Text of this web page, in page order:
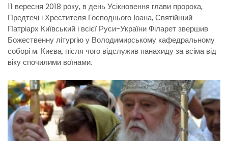
11 вересня 2018 року, в день Усікновення глави пророка,
Предтечі і Хрестителя Господнього Іоана, Святійший
Патріарх Київський і всієї Руси-України Філарет звершив
Божественну літургію у Володимирському кафедральному
соборі м. Києва, після чого відслужив панахиду за всіма від
віку спочилими воїнами.